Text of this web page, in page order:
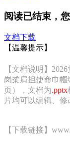
阅读已结束，
文档下载
【温馨提示】
【文档说明】
岗柔肩担使命巾帼
页），文档为.pptx
片均可以编辑、修
【下载链接】